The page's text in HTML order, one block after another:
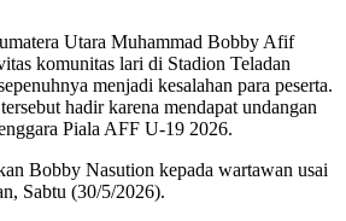
Utara Muhammad Bobby Afif
komunitas lari di Stadion Teladan
menjadi kesalahan para peserta.
hadir karena mendapat undangan
Piala AFF U-19 2026.
Bobby Nasution kepada wartawan usai
Sabtu (30/5/2026).